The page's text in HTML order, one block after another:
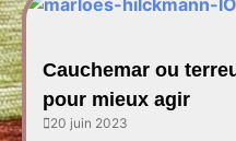
Cauchemar ou
pour mieux agir
20 juin 2023